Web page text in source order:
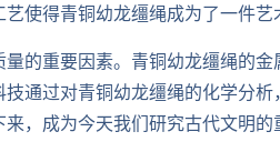
使得青铜幼龙缰绳成为了一件艺
的重要因素。青铜幼龙缰绳的
通过对青铜幼龙缰绳的化学分
，成为今天我们研究古代文明的